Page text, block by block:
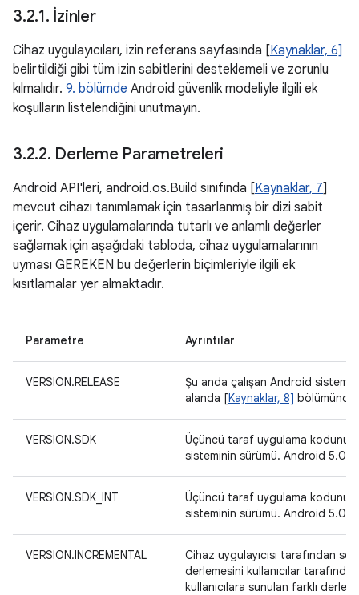
3.2.1. İzinler
Cihaz uygulayıcıları, izin referans sayfasında [Kaynaklar, 6]
belirtildiği gibi tüm izin sabitlerini desteklemeli ve zorunlu
kılmalıdır. 9. bölümde Android güvenlik modeliyle ilgili ek
koşulların listelendiğini unutmayın.
3.2.2. Derleme Parametreleri
Android API'leri, android.os.Build sınıfında [Kaynaklar, 7]
mevcut cihazı tanımlamak için tasarlanmış bir dizi sabit
içerir. Cihaz uygulamalarında tutarlı ve anlamlı değerler
sağlamak için aşağıdaki tabloda, cihaz uygulamalarının
uyması GEREKEN bu değerlerin biçimleriyle ilgili ek
kısıtlamalar yer almaktadır.
Parametre Ayrıntılar
VERSION.RELEASE
Şu anda çalışan Android
alanda [Kaynaklar, 8] bölümünde
VERSION.SDK
Üçüncü taraf uygulama
sisteminin sürümü. Android 5.0
VERSION.SDK_INT
Üçüncü taraf uygulama
sisteminin sürümü. Android 5.0
VERSION.INCREMENTAL
Cihaz uygulayıcısı tarafından
derlemesini kullanıcılar
kullanıcılara sunulan farklı